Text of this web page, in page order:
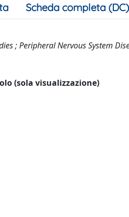
Scheda completa (DC)
; Peripheral Nervous System
(sola visualizzazione)